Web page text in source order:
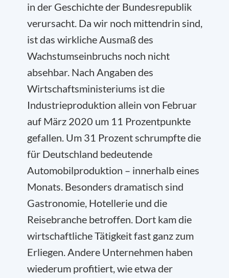
in der Geschichte der Bundesrepublik
verursacht. Da wir noch mittendrin sind,
ist das wirkliche Ausmaß des
Wachstumseinbruchs noch nicht
absehbar. Nach Angaben des
Wirtschaftsministeriums ist die
Industrieproduktion allein von Februar
auf März 2020 um 11 Prozentpunkte
gefallen. Um 31 Prozent schrumpfte die
für Deutschland bedeutende
Automobilproduktion – innerhalb eines
Monats. Besonders dramatisch sind
Gastronomie, Hotellerie und die
Reisebranche betroffen. Dort kam die
wirtschaftliche Tätigkeit fast ganz zum
Erliegen. Andere Unternehmen haben
wiederum profitiert, wie etwa der